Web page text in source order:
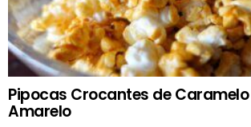
Pipocas Crocantes de
Amarelo